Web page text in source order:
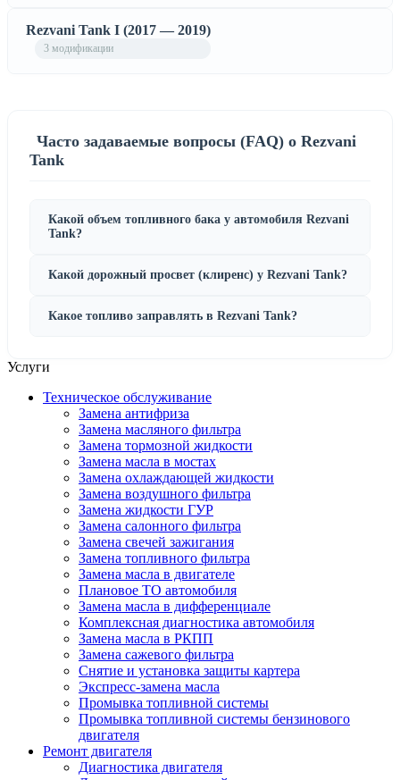
Rezvani Tank I (2017 — 2019)
3 модификации
Часто задаваемые вопросы (FAQ) о Rezvani
Tank
Какой объем топливного бака у автомобиля Rezvani
Tank?
Какой дорожный просвет (клиренс) у Rezvani Tank?
Какое топливо заправлять в Rezvani Tank?
Услуги
Техническое обслуживание
Замена антифриза
Замена масляного фильтра
Замена тормозной жидкости
Замена масла в мостах
Замена охлаждающей жидкости
Замена воздушного фильтра
Замена жидкости ГУР
Замена салонного фильтра
Замена свечей зажигания
Замена топливного фильтра
Замена масла в двигателе
Плановое ТО автомобиля
Замена масла в дифференциале
Комплексная диагностика автомобиля
Замена масла в РКПП
Замена сажевого фильтра
Снятие и установка защиты картера
Экспресс-замена масла
Промывка топливной системы
Промывка топливной системы бензинового
двигателя
Ремонт двигателя
Диагностика двигателя